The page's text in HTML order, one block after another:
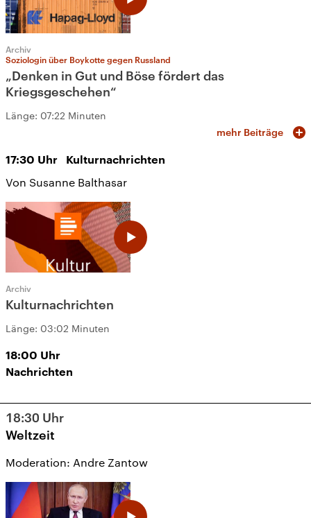
Archiv
Soziologin über Boykotte gegen Russland
„Denken in Gut und Böse fördert das
Kriegsgeschehen“
Länge: 07:22 Minuten
mehr Beiträge
17:30 Uhr Kulturnachrichten
Von Susanne Balthasar
Archiv
Kulturnachrichten
Länge: 03:02 Minuten
18:00 Uhr
Nachrichten
18:30 Uhr
Weltzeit
Moderation: Andre Zantow